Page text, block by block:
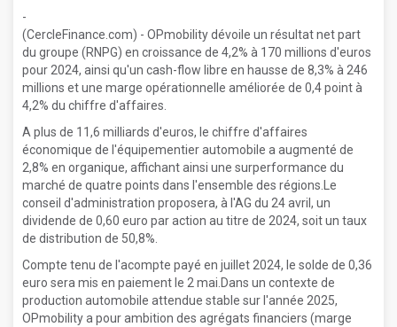
-
(CercleFinance.com) - OPmobility dévoile un résultat net part
du groupe (RNPG) en croissance de 4,2% à 170 millions d'euros
pour 2024, ainsi qu'un cash-flow libre en hausse de 8,3% à 246
millions et une marge opérationnelle améliorée de 0,4 point à
4,2% du chiffre d'affaires.
A plus de 11,6 milliards d'euros, le chiffre d'affaires
économique de l'équipementier automobile a augmenté de
2,8% en organique, affichant ainsi une surperformance du
marché de quatre points dans l'ensemble des régions.Le
conseil d'administration proposera, à l'AG du 24 avril, un
dividende de 0,60 euro par action au titre de 2024, soit un taux
de distribution de 50,8%.
Compte tenu de l'acompte payé en juillet 2024, le solde de 0,36
euro sera mis en paiement le 2 mai.Dans un contexte de
production automobile attendue stable sur l'année 2025,
OPmobility a pour ambition des agrégats financiers (marge